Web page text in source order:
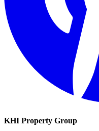
KHI Property Group